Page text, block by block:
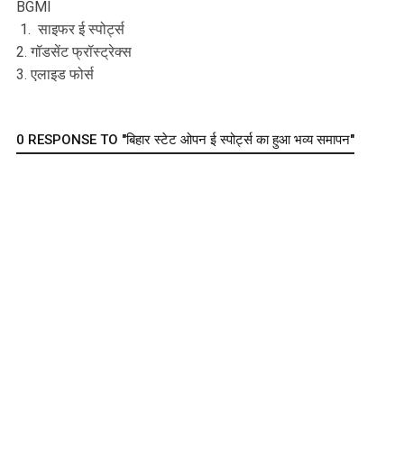
BGMI
1. साइफर ई स्पोर्ट्स
2. गॉडसेंट फ्रॉस्ट्रेक्स
3. एलाइड फोर्स
0 RESPONSE TO "बिहार स्टेट ओपन ई स्पोर्ट्स का हुआ भव्य समापन"